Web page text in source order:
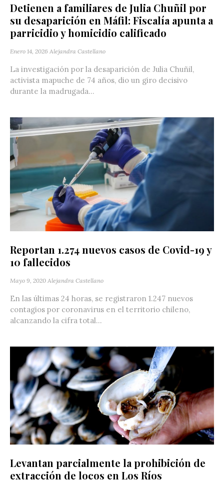
Detienen a familiares de Julia Chuñil por
su desaparición en Máfil: Fiscalía apunta a
parricidio y homicidio calificado
Enero 14, 2026 Alejandra Castellano
La investigación por la desaparición de Julia Chuñil,
activista mapuche de 74 años, dio un giro decisivo
durante la madrugada...
Reportan 1.274 nuevos casos de Covid-19 y
10 fallecidos
Mayo 9, 2020 Alejandra Castellano
En las últimas 24 horas, se registraron 1.247 nuevos
contagios por coronavirus en el territorio chileno,
alcanzando la cifra total...
Levantan parcialmente la prohibición de
extracción de locos en Los Ríos